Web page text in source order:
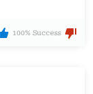
100% Success